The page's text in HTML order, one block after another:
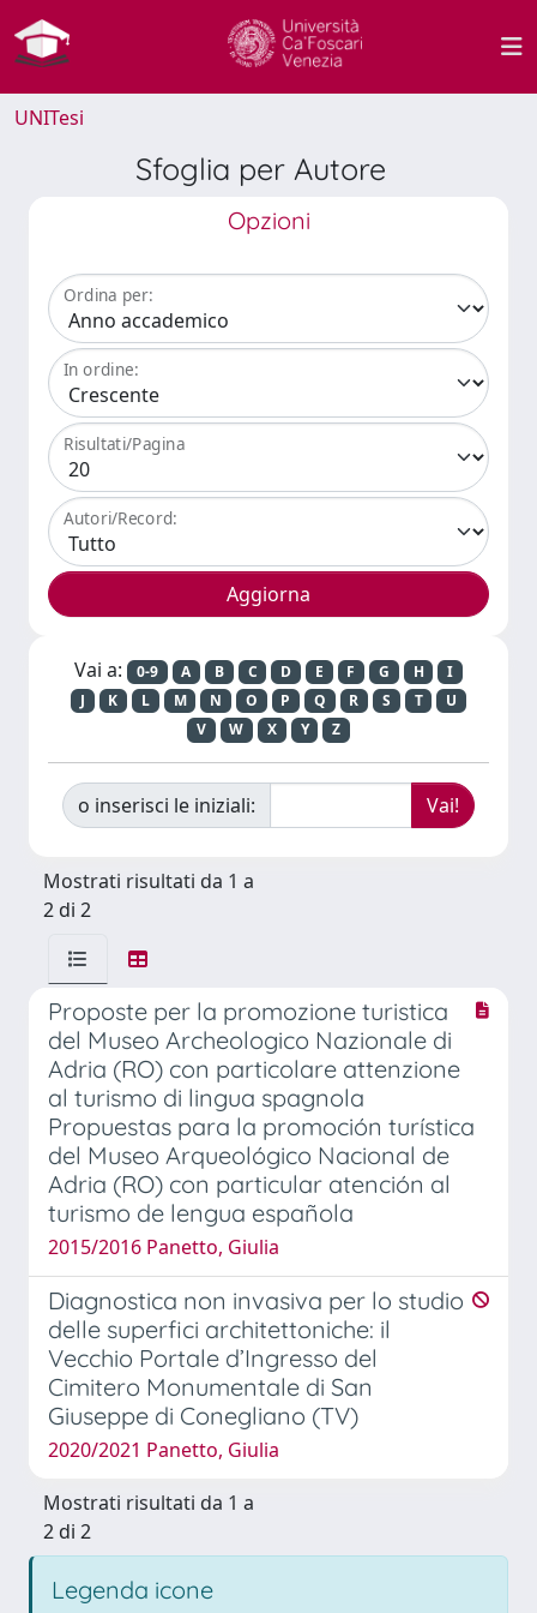
UNITesi
Sfoglia per Autore
Opzioni
Ordina per:
In ordine:
Risultati/Pagina
Autori/Record:
Vai a: 0-9 A B C D E F G H
I
J
K L M N O P Q R S T
U
V
W X Y Z
o inserisci le iniziali:
Mostrati risultati da 1 a
2 di 2
Proposte per la promozione turistica
del Museo Archeologico Nazionale di
Adria (RO) con particolare attenzione
al turismo di lingua spagnola
Propuestas para la promoción turística
del Museo Arqueológico Nacional de
Adria (RO) con particular atención al
turismo de lengua española
2015/2016 Panetto, Giulia
Diagnostica non invasiva per lo studio
delle superfici architettoniche: il
Vecchio Portale d’Ingresso del
Cimitero Monumentale di San
Giuseppe di Conegliano (TV)
2020/2021 Panetto, Giulia
Mostrati risultati da 1 a
2 di 2
Legenda icone